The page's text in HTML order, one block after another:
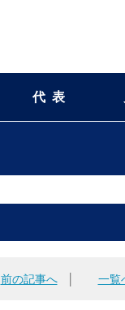
代表
前の記事へ│ 一覧